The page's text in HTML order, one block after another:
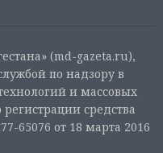
(md-gazeta.ru),
по надзору в
и массовых
средства
65076 от 18 марта 2016